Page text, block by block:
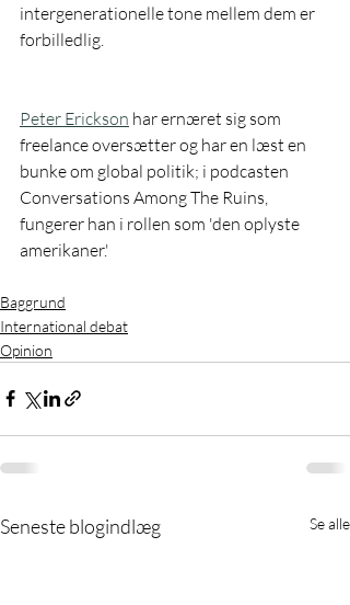
intergenerationelle tone mellem dem er
forbilledlig.
Peter Erickson har ernæret sig som
freelance oversætter og har en læst en
bunke om global politik; i podcasten
Conversations Among The Ruins,
fungerer han i rollen som 'den oplyste
amerikaner.'
Baggrund
International debat
Opinion
Seneste blogindlæg Se alle